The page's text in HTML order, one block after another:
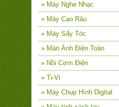
» Máy Nghe Nhạc
» Máy Cạo Râu
» Máy Sấy Tóc
» Màn Ảnh Điện Toán
» Nồi Cơm Điện
» Ti-Vi
» Máy Chụp Hình Digital